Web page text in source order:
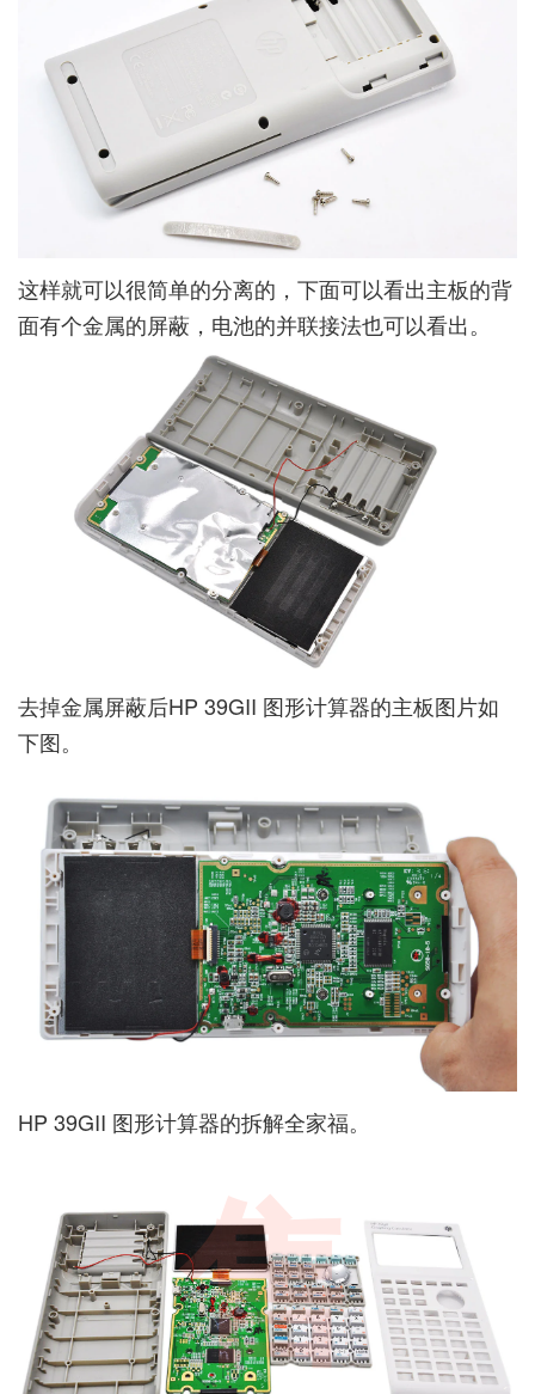
这样就可以很简单的分离的，下面可以看出主板的背
面有个金属的屏蔽，电池的并联接法也可以看出。
去掉金属屏蔽后HP 39GII 图形计算器的主板图片如
下图。
HP 39GII 图形计算器的拆解全家福。
售